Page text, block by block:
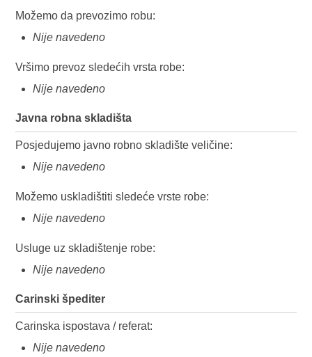
Možemo da prevozimo robu:
Nije navedeno
Vršimo prevoz sledećih vrsta robe:
Nije navedeno
Javna robna skladišta
Posjedujemo javno robno skladište veličine:
Nije navedeno
Možemo uskladištiti sledeće vrste robe:
Nije navedeno
Usluge uz skladištenje robe:
Nije navedeno
Carinski špediter
Carinska ispostava / referat:
Nije navedeno